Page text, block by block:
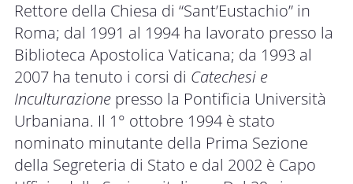
Rettore della Chiesa di “Sant’Eustachio” in
Roma; dal 1991 al 1994 ha lavorato presso la
Biblioteca Apostolica Vaticana; da 1993 al
2007 ha tenuto i corsi di Catechesi e
Inculturazione presso la Pontificia Università
Urbaniana. Il 1° ottobre 1994 è stato
nominato minutante della Prima Sezione
della Segreteria di Stato e dal 2002 è Capo